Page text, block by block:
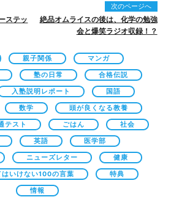
ステッ
次のページへ
絶品オムライスの後は、化学の勉強
会と爆笑ラジオ収録！？
親子関係 マンガ
塾の日常 合格伝説
入塾説明レポート 国語
数学 頭が良くなる教養
テスト ごはん 社会
英語 医学部
ニューズレター 健康
いけない100の言葉 特典
情報